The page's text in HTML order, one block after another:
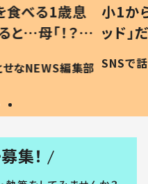
は「ギフテ
“ウチ給食”を
#令和の親
せなNEWS編集部
ひ孫
が、抱
「涙
い」
集！